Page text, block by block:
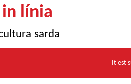
línia
sarda
It'est